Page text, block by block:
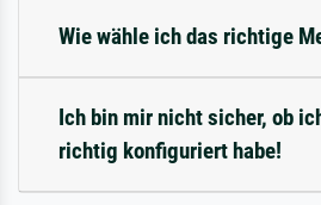
Wie wähle ich das richtige
Ich bin mir nicht sicher, ob
richtig konfiguriert habe!